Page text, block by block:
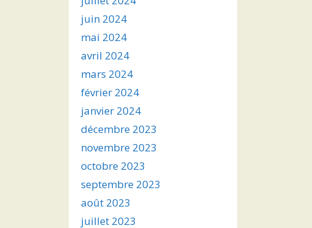
juin 2024
mai 2024
avril 2024
mars 2024
février 2024
janvier 2024
décembre 2023
novembre 2023
octobre 2023
septembre 2023
août 2023
juillet 2023